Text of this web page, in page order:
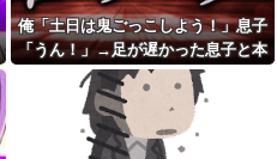
好きになってはいけない人を
好きになったんだが
帰省した私（29歳事務職）
「ハンバーグ食べたい」→オカ
ン「ハンバーグに唐揚げサラダ
と手作りコーンスープ添えた
で！」なぜ実家の母親は子供が
30歳になっても「高校生運動部
レベルのガッツリ飯」を作って
俺「土日は鬼ごっこしよう！」息子
「うん！」→足が遅かった息子と本
気で遊び続けた10年後…